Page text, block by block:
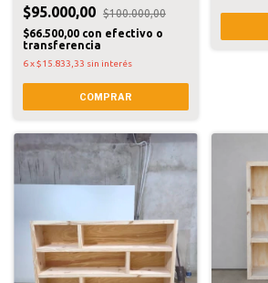
$95.000,00
$100.000,00
$66.500,00 con efectivo o
transferencia
6x$15.833,33 sin interés
COMPRAR